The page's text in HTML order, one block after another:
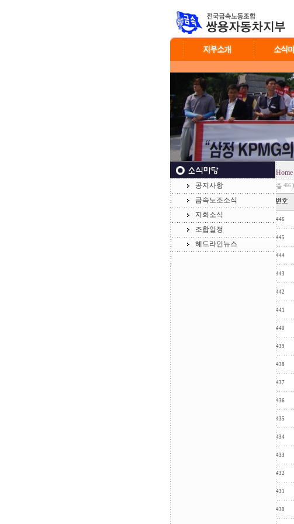
공지사항
금속노조소식
지회소식
조합일정
헤드라인뉴스
Home
466
446
445
444
443
442
441
440
439
438
437
436
435
434
433
432
431
430